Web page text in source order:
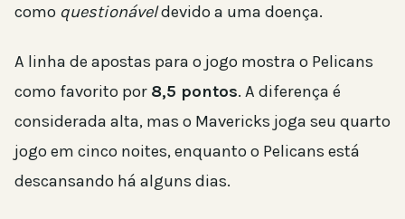
como questionáveldevido a uma doença.
A linha de apostas para o jogo mostra o Pelicans
como favorito por 8,5 pontos. A diferença é
considerada alta, mas o Mavericks joga seu quarto
jogo em cinco noites, enquanto o Pelicans está
descansando há alguns dias.